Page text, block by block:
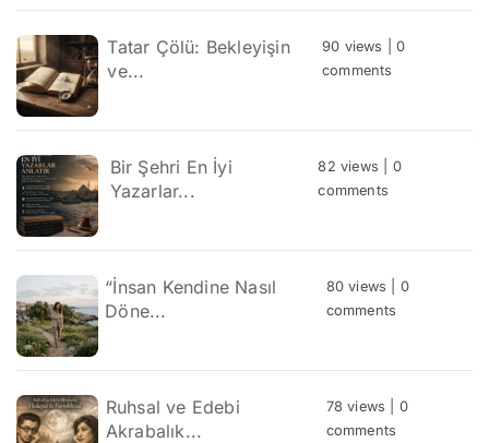
Tatar Çölü: Bekleyişin
ve...
90 views |0
comments
Bir Şehri En İyi
Yazarlar...
82 views
0
comments
“İnsan Kendine Nasıl
Döne...
80 views
0
comments
Ruhsal ve Edebi
Akrabalık...
78 views
0
comments